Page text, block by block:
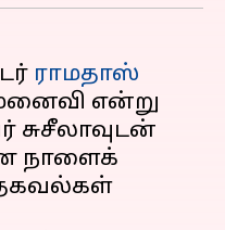
ராமதாஸ்
என்று
சுசீலாவுடன்
நாளைக்